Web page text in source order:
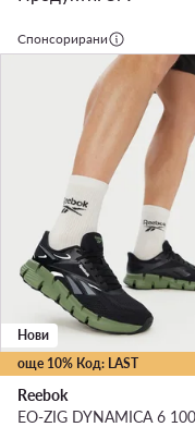
Спонсорирани
още 10% Код: LAST
Нови
Reebok